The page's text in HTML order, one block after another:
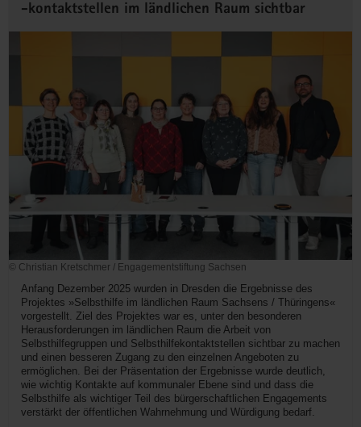
-kontaktstellen im ländlichen Raum sichtbar
© Christian Kretschmer / Engagementstiftung Sachsen
Anfang Dezember 2025 wurden in Dresden die Ergebnisse des
Projektes »Selbsthilfe im ländlichen Raum Sachsens / Thüringens«
vorgestellt. Ziel des Projektes war es, unter den besonderen
Herausforderungen im ländlichen Raum die Arbeit von
Selbsthilfegruppen und Selbsthilfekontaktstellen sichtbar zu machen
und einen besseren Zugang zu den einzelnen Angeboten zu
ermöglichen. Bei der Präsentation der Ergebnisse wurde deutlich,
wie wichtig Kontakte auf kommunaler Ebene sind und dass die
Selbsthilfe als wichtiger Teil des bürgerschaftlichen Engagements
verstärkt der öffentlichen Wahrnehmung und Würdigung bedarf.